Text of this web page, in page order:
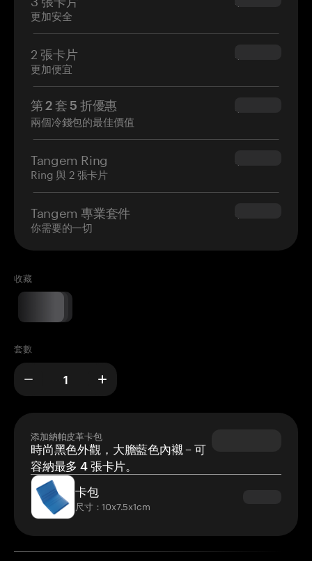
更加安全
2 張卡片
更加便宜
$54.90
第 2 套 5 折優惠
兩個冷錢包的最佳價值
$34.95
Tangem Ring
Ring 與 2 張卡片
$160.00
Tangem 專業套件
你需要的一切
$180.00
收藏
套數
添加納帕皮革卡包
時尚黑色外觀，大膽藍色內襯 – 可
容納最多 4 張卡片。
卡包
尺寸：10x7.5x1cm